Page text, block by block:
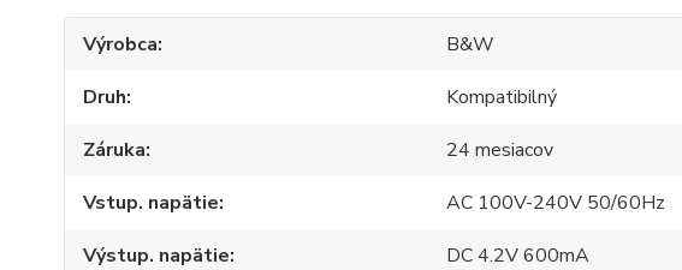
Výrobca
B&W
Druh
Kompatibilný
Záruka
24 mesiacov
Vstup. napätie
AC 100V-240V 50/60Hz
Výstup. napätie
DC 4.2V 600mA